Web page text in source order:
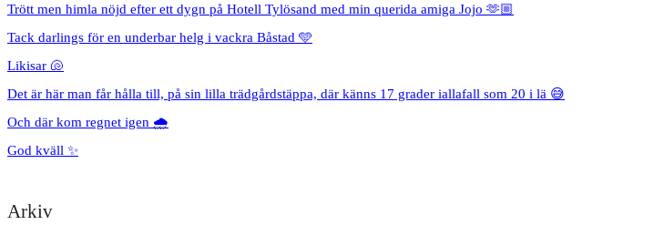
Trött men himla nöjd efter ett dygn på Hotell Tylösand med min querida amiga Jojo 🫶🏼
Tack darlings för en underbar helg i vackra Båstad 🩵
Likisar 🐚
Det är här man får hålla till, på sin lilla trädgårdstäppa, där känns 17 grader iallafall som 20 i lä 😅
Och där kom regnet igen 🌧️
God kväll ✨
Arkiv